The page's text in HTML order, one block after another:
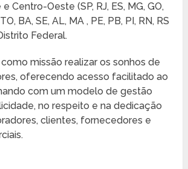
Centro-Oeste (SP, RJ, ES, MG, GO,
BA, SE, AL, MA , PE, PB, PI, RN, RS
Federal.
missão realizar os sonhos de
oferecendo acesso facilitado ao
com um modelo de gestão
no respeito e na dedicação
clientes, fornecedores e